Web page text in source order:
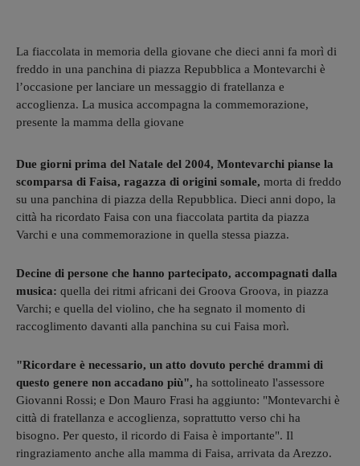
La fiaccolata in memoria della giovane che dieci anni fa morì di
freddo in una panchina di piazza Repubblica a Montevarchi è
l’occasione per lanciare un messaggio di fratellanza e
accoglienza. La musica accompagna la commemorazione,
presente la mamma della giovane
Due giorni prima del Natale del 2004, Montevarchi pianse la
scomparsa di Faisa, ragazza di origini somale, morta di freddo
su una panchina di piazza della Repubblica. Dieci anni dopo, la
città ha ricordato Faisa con una fiaccolata partita da piazza
Varchi e una commemorazione in quella stessa piazza.
Decine di persone che hanno partecipato, accompagnati dalla
musica: quella dei ritmi africani dei Groova Groova, in piazza
Varchi; e quella del violino, che ha segnato il momento di
raccoglimento davanti alla panchina su cui Faisa morì.
"Ricordare è necessario, un atto dovuto perché drammi di
questo genere non accadano più", ha sottolineato l'assessore
Giovanni Rossi; e Don Mauro Frasi ha aggiunto: "Montevarchi è
città di fratellanza e accoglienza, soprattutto verso chi ha
bisogno. Per questo, il ricordo di Faisa è importante". Il
ringraziamento anche alla mamma di Faisa, arrivata da Arezzo.